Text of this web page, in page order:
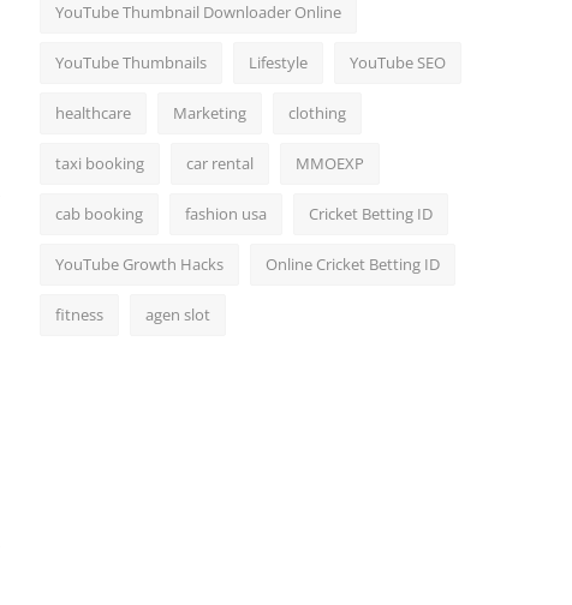
YouTube Thumbnail Downloader Online
YouTube Thumbnails Lifestyle YouTube SEO
healthcare Marketing clothing
taxi booking car rental MMOEXP
cab booking fashion usa Cricket Betting ID
YouTube Growth Hacks Online Cricket Betting ID
fitness agen slot